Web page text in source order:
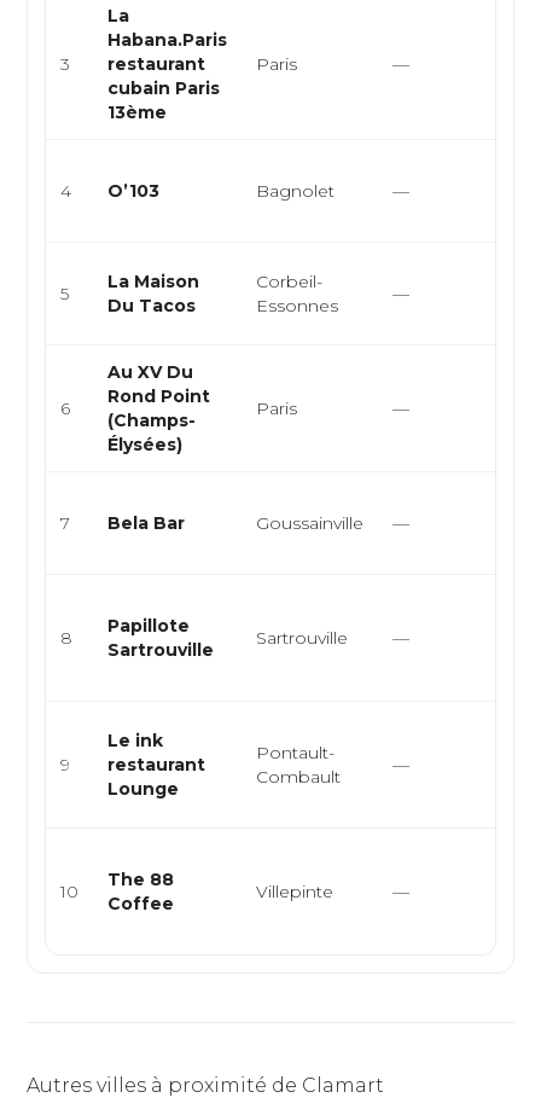
3
La
Habana.Paris
restaurant
cubain Paris
13ème
Paris —
4 O’103 Bagnolet —
5
La Maison
Du Tacos
Corbeil-
Essonnes
—
6
Au XV Du
Rond Point
(Champs-
Élysées)
Paris —
7 Bela Bar Goussainville —
8
Papillote
Sartrouville
Sartrouville —
9
Le ink
restaurant
Lounge
Pontault-
Combault
—
10
The 88
Coffee
Villepinte —
Autres villes à proximité de Clamart